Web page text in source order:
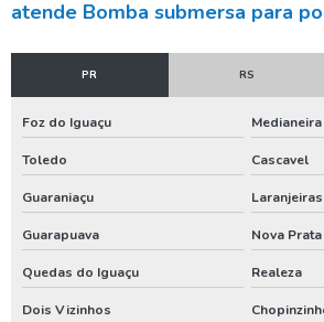
Outorga de poço artesiano
Outorga de poço tubular
Outorga para perfuração de poço artesiano
Perfuração de poço
Perfuração de poço artesiano
Perfuração de poço artesiano água
Perfuração de poço artesiano preço
Perfuração de poço artesiano preço por metro
atende Bomba submersa para
PR RS
Foz do Iguaçu Medianeira
Toledo Cascavel
Guaraniaçu
Guarapuava Nova
Quedas do Iguaçu Realeza
Dois Vizinhos